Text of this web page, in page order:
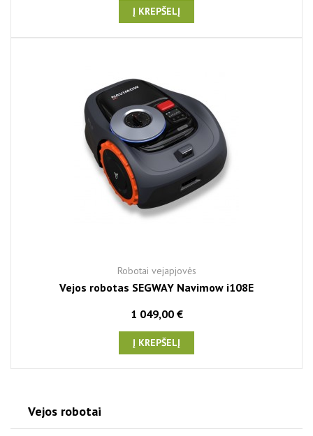
Į KREPŠELĮ
Robotai vejapjovės
Vejos robotas SEGWAY Navimow i108E
1 049,00 €
Į KREPŠELĮ
Vejos robotai